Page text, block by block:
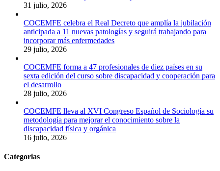
31 julio, 2026
COCEMFE celebra el Real Decreto que amplía la jubilación
anticipada a 11 nuevas patologías y seguirá trabajando para
incorporar más enfermedades
29 julio, 2026
COCEMFE forma a 47 profesionales de diez países en su
sexta edición del curso sobre discapacidad y cooperación para
el desarrollo
28 julio, 2026
COCEMFE lleva al XVI Congreso Español de Sociología su
metodología para mejorar el conocimiento sobre la
discapacidad física y orgánica
16 julio, 2026
Categorias